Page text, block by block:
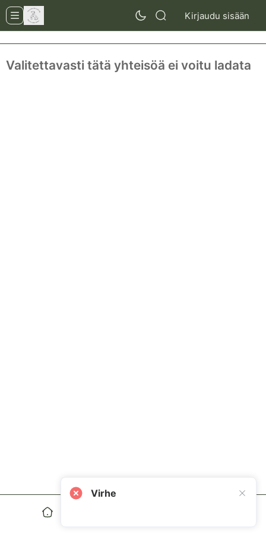
Kirjaudu sisään
Valitettavasti tätä yhteisöä ei voitu ladata
Virhe